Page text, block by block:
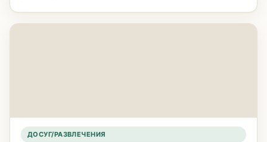
ДОСУГ/РАЗВЛЕЧЕНИЯ